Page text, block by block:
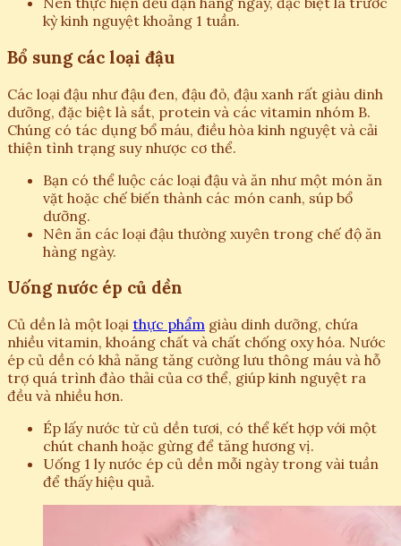
kỳ kinh nguyệt khoảng 1 tuần.
Bổ sung các loại đậu
Các loại đậu như đậu đen, đậu đỏ, đậu xanh rất giàu dinh
dưỡng, đặc biệt là sắt, protein và các vitamin nhóm B.
Chúng có tác dụng bổ máu, điều hòa kinh nguyệt và cải
thiện tình trạng suy nhược cơ thể.
Bạn có thể luộc các loại đậu và ăn như một món ăn
vặt hoặc chế biến thành các món canh, súp bổ
dưỡng.
Nên ăn các loại đậu thường xuyên trong chế độ ăn
hàng ngày.
Uống nước ép củ dền
Củ dền là một loại thực phẩm giàu dinh dưỡng, chứa
nhiều vitamin, khoáng chất và chất chống oxy hóa. Nước
ép củ dền có khả năng tăng cường lưu thông máu và hỗ
trợ quá trình đào thải của cơ thể, giúp kinh nguyệt ra
đều và nhiều hơn.
Ép lấy nước từ củ dền tươi, có thể kết hợp với một
chút chanh hoặc gừng để tăng hương vị.
Uống 1 ly nước ép củ dền mỗi ngày trong vài tuần
để thấy hiệu quả.